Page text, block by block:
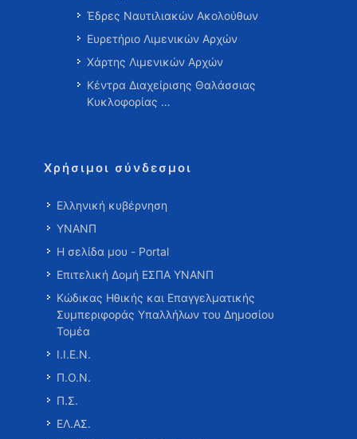
Έδρες Ναυτιλιακών Ακολούθων
Ευρετήριο Λιμενικών Αρχών
Χάρτης Λιμενικών Αρχών
Κέντρα Διαχείρισης Θαλάσσιας
Κυκλοφορίας …
Χρήσιμοι σύνδεσμοι
Ελληνική κυβέρνηση
ΥΝΑΝΠ
Η σελίδα μου - Portal
Επιτελική Δομή ΕΣΠΑ ΥΝΑΝΠ
Κώδικας Ηθικής και Επαγγελματικής
Συμπεριφοράς Υπαλλήλων του Δημοσίου
Τομέα
Ι.Ι.Ε.Ν.
Π.Ο.Ν.
Π.Σ.
ΕΛ.ΑΣ.